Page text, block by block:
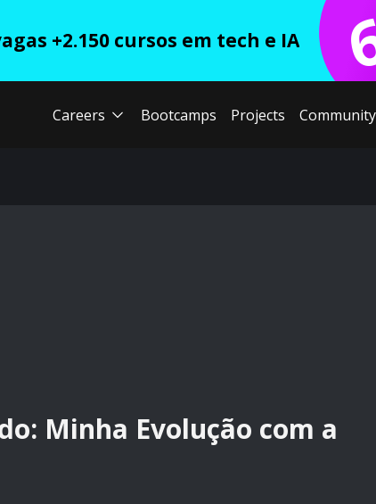
+2.150 cursos em tech e IA
Careers Bootcamps Projects Community
Minha Evolução com a